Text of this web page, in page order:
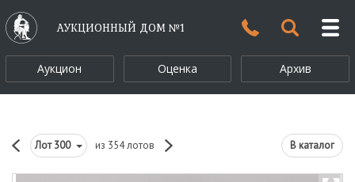
АУКЦИОННЫЙ ДОМ №1
Аукцион Оценка Архив
Лот300 из 354 лотов В каталог